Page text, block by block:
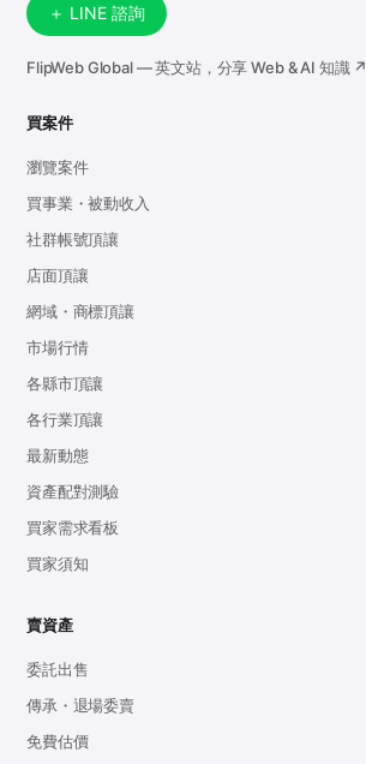
＋ LINE 諮詢
FlipWeb Global — 英文站，分享 Web & AI 知識 ↗
買案件
瀏覽案件
買事業・被動收入
社群帳號頂讓
店面頂讓
網域・商標頂讓
市場行情
各縣市頂讓
各行業頂讓
最新動態
資產配對測驗
買家需求看板
買家須知
賣資產
委託出售
傳承・退場委賣
免費估價